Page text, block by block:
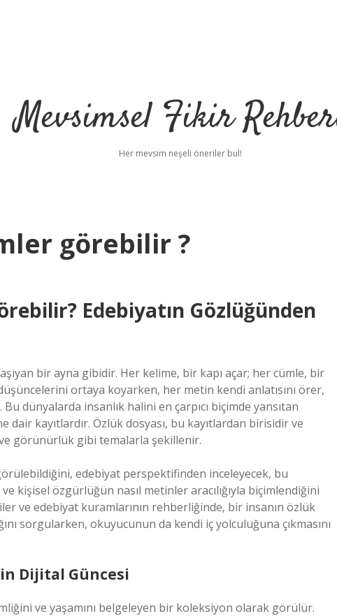
Mevsimsel Fikir
Her mevsim neşeli öneriler bul!
görebilir ?
Edebiyatın Gözlüğünden
bir ayna gibidir. Her kelime, bir kapı açar; her cümle, bir
ortaya koyarken, her metin kendi anlatısını örer,
dünyalarda insanlık halini en çarpıcı biçimde yansıtan
kayıtlardır. Özlük dosyası, bu kayıtlardan birisidir ve
görünürlük gibi temalarla şekillenir.
edebiyat perspektifinden inceleyecek, bu
kişisel özgürlüğün nasıl metinler aracılığıyla biçimlendiğini
ve edebiyat kuramlarının rehberliğinde, bir insanın özlük
sorgularken, okuyucunun da kendi iç yolculuğuna çıkmasını
Dijital Güncesi
ve yaşamını belgeleyen bir koleksiyon olarak görülür.